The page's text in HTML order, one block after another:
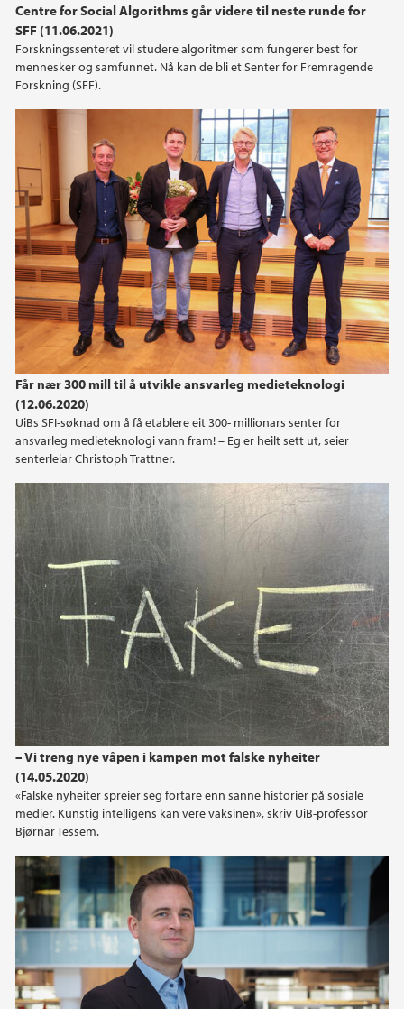
Centre for Social Algorithms går videre til neste runde for
SFF (11.06.2021)
Forskningssenteret vil studere algoritmer som fungerer best for
mennesker og samfunnet. Nå kan de bli et Senter for Fremragende
Forskning (SFF).
Får nær 300 mill til å utvikle ansvarleg medieteknologi
(12.06.2020)
UiBs SFI-søknad om å få etablere eit 300- millionars senter for
ansvarleg medieteknologi vann fram! – Eg er heilt sett ut, seier
senterleiar Christoph Trattner.
– Vi treng nye våpen i kampen mot falske nyheiter
(14.05.2020)
«Falske nyheiter spreier seg fortare enn sanne historier på sosiale
medier. Kunstig intelligens kan vere vaksinen», skriv UiB-professor
Bjørnar Tessem.